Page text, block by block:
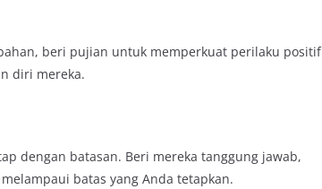
beri pujian untuk memperkuat perilaku positif
diri mereka.
dengan batasan. Beri mereka tanggung jawab,
batas yang Anda tetapkan.